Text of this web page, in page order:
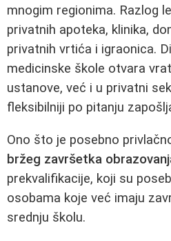
mnogim regionima. Razlog
privatnih apoteka, klinika,
privatnih vrtića i igraonica.
medicinske škole otvara
ustanove, već i u privatni
fleksibilniji po pitanju
Ono što je posebno
bržeg završetka
prekvalifikacije, koji su
osobama koje već imaju
srednju školu.